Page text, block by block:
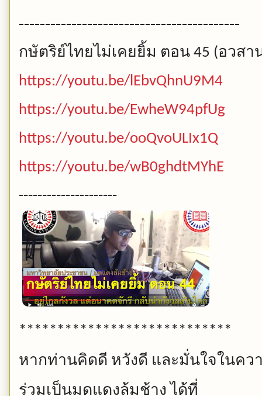
------------------------------------------
กษัตริย์ไทยไม่เคยยิ้ม ตอน 45 (อวสา
https://youtu.be/lEbvQhnU9M4
https://youtu.be/EwheW94pfUg
https://youtu.be/ooQvoULIx1Q
https://youtu.be/wB0ghdtMYhE
---------------------
****************************
หากท่านคิดดี หวังดี และมั่นใจในคว
ร่วมเป็นมดแดงล้มช้าง ได้ที่